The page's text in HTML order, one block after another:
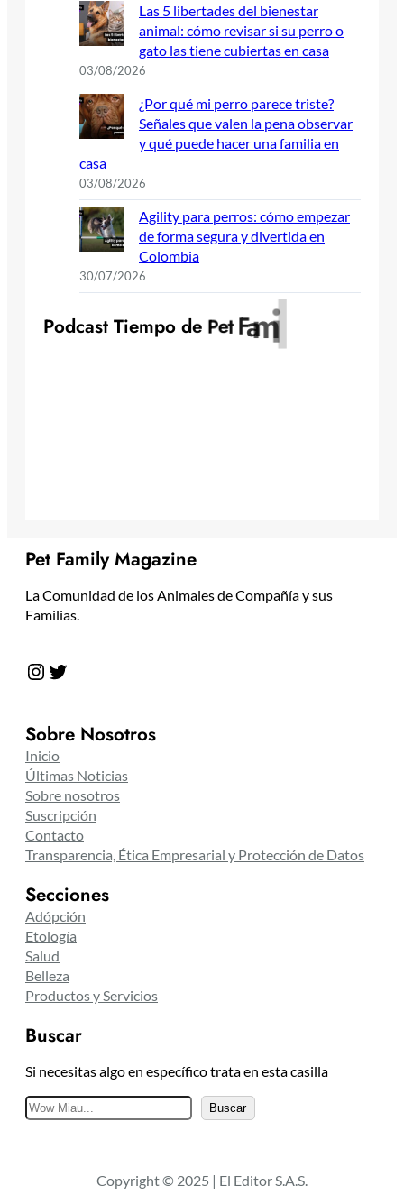
Las 5 libertades del bienestar
animal: cómo revisar si su perro o
gato las tiene cubiertas en casa
03/08/2026
¿Por qué mi perro parece triste?
Señales que valen la pena observar
y qué puede hacer una familia en
casa
03/08/2026
Agility para perros: cómo empezar
de forma segura y divertida en
Colombia
30/07/2026
Podcast Tiempo de PetFamil
Pet Family Magazine
La Comunidad de los Animales de Compañía y sus
Familias.
Instagram Twitter
Sobre Nosotros
Inicio
Últimas Noticias
Sobre nosotros
Suscripción
Contacto
Transparencia, Ética Empresarial y Protección de Datos
Secciones
Adópción
Etología
Salud
Belleza
Productos y Servicios
Buscar
Si necesitas algo en específico trata en esta casilla
u
a
Buscar
Copyright © 2025 | El Editor S.A.S.